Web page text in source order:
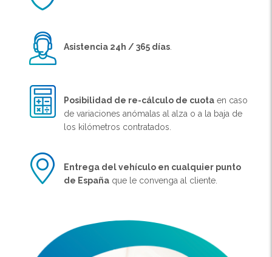
Asistencia 24h / 365 días
Posibilidad de re-cálculo de cuota en caso
de variaciones anómalas al alza o a la baja de
los kilómetros contratados.
Entrega del vehículo en cualquier punto
de España que le convenga al cliente.